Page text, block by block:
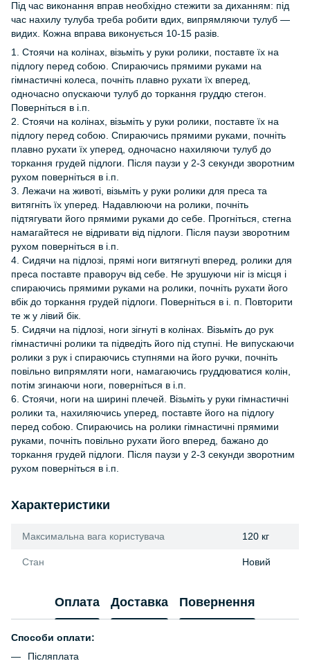
Під час виконання вправ необхідно стежити за диханням: під
час нахилу тулуба треба робити вдих, випрямляючи тулуб —
видих. Кожна вправа виконується 10-15 разів.
1. Стоячи на колінах, візьміть у руки ролики, поставте їх на
підлогу перед собою. Спираючись прямими руками на
гімнастичні колеса, почніть плавно рухати їх вперед,
одночасно опускаючи тулуб до торкання груддю стегон.
Поверніться в і.п.
2. Стоячи на колінах, візьміть у руки ролики, поставте їх на
підлогу перед собою. Спираючись прямими руками, почніть
плавно рухати їх уперед, одночасно нахиляючи тулуб до
торкання грудей підлоги. Після паузи у 2-3 секунди зворотним
рухом поверніться в і.п.
3. Лежачи на животі, візьміть у руки ролики для преса та
витягніть їх уперед. Надавлюючи на ролики, почніть
підтягувати його прямими руками до себе. Прогніться, стегна
намагайтеся не відривати від підлоги. Після паузи зворотним
рухом поверніться в і.п.
4. Сидячи на підлозі, прямі ноги витягнуті вперед, ролики для
преса поставте праворуч від себе. Не зрушуючи ніг із місця і
спираючись прямими руками на ролики, почніть рухати його
вбік до торкання грудей підлоги. Поверніться в і. п. Повторити
те ж у лівий бік.
5. Сидячи на підлозі, ноги зігнуті в колінах. Візьміть до рук
гімнастичні ролики та підведіть його під ступні. Не випускаючи
ролики з рук і спираючись ступнями на його ручки, почніть
повільно випрямляти ноги, намагаючись груддюватися колін,
потім згинаючи ноги, поверніться в і.п.
6. Стоячи, ноги на ширині плечей. Візьміть у руки гімнастичні
ролики та, нахиляючись уперед, поставте його на підлогу
перед собою. Спираючись на ролики гімнастичні прямими
руками, почніть повільно рухати його вперед, бажано до
торкання грудей підлоги. Після паузи у 2-3 секунди зворотним
рухом поверніться в і.п.
Характеристики
Максимальна вага користувача 120 кг
Стан Новий
Оплата Доставка Повернення
Способи оплати:
Післяплата